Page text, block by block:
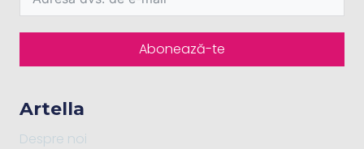
Artella
Despre noi
Abonează-te